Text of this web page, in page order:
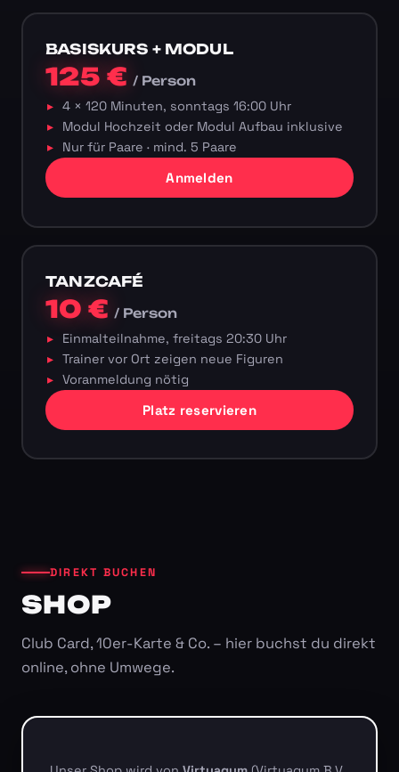
BASISKURS + MODUL
125 €/ Person
4 × 120 Minuten, sonntags 16:00 Uhr
Modul Hochzeit oder Modul Aufbau inklusive
Nur für Paare · mind. 5 Paare
Anmelden
TANZCAFÉ
10 €/ Person
Einmalteilnahme, freitags 20:30 Uhr
Trainer vor Ort zeigen neue Figuren
Voranmeldung nötig
Platz reservieren
DIREKT BUCHEN
SHOP
Club Card, 10er-Karte & Co. – hier buchst du direkt
online, ohne Umwege.